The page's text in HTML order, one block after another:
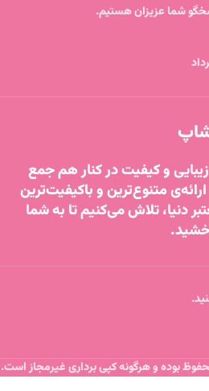
و کیفیت در کنار هم جمع
متنوع‌ترین و باکیفیت‌ترین
دنیا، تلاش می‌کنیم تا به شما
بوده و هرگونه کپی برداری غیرمجاز است.